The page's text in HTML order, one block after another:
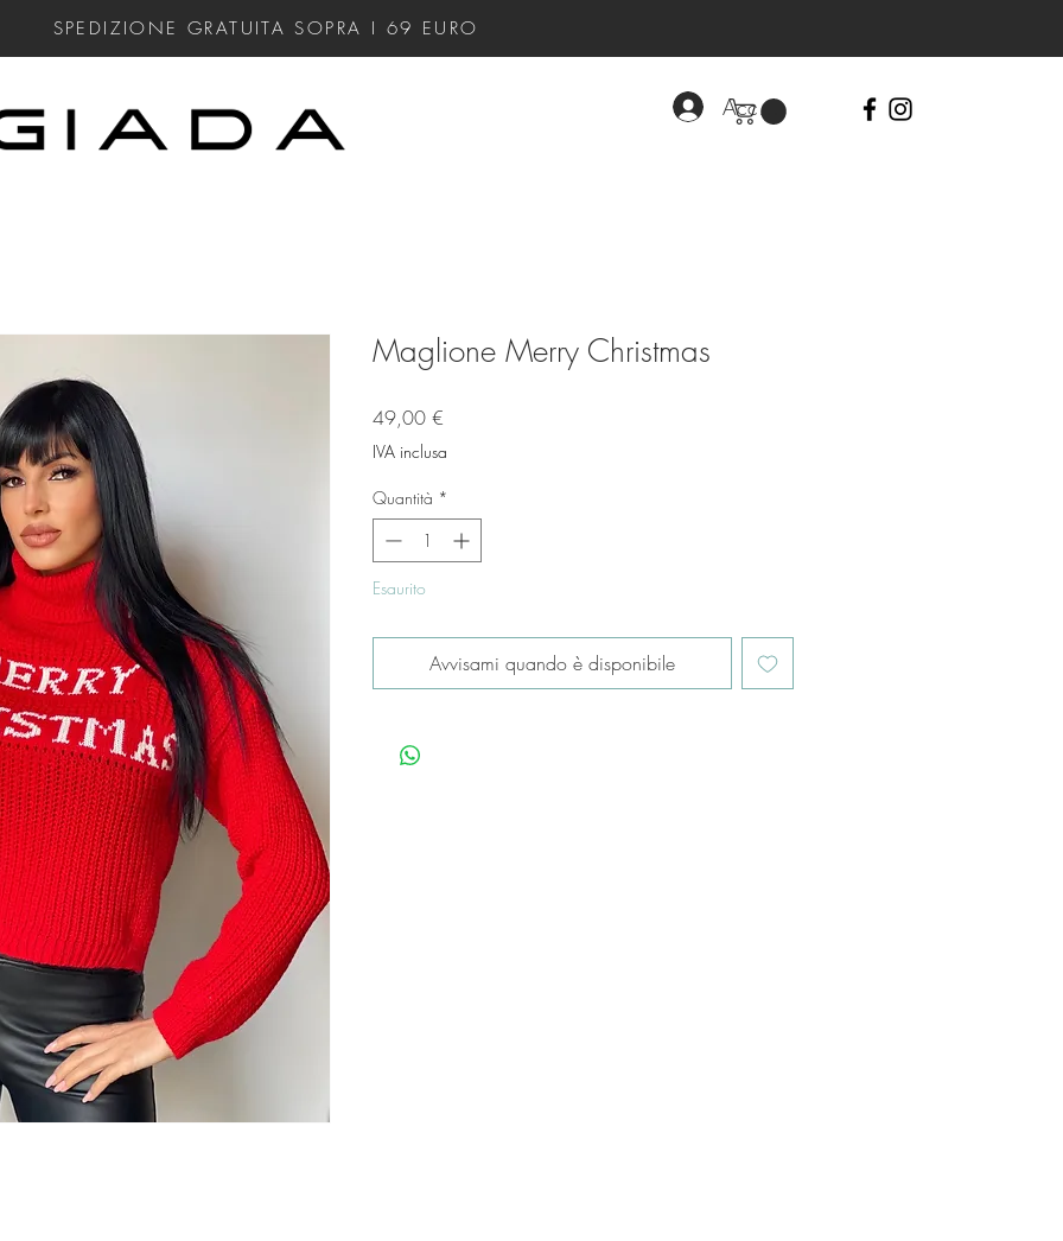
Accedi
SPEDIZIONE GRATUITA SOPRA I 69 EURO
Maglione Merry Christmas
49,00 €
IVA inclusa
Quantità *
Esaurito
Avvisami quando è disponibile